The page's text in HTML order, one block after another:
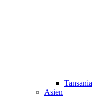
Tansania
Asien